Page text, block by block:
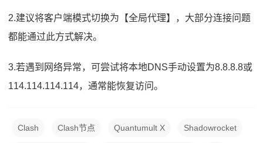
2.建议将客户端模式切换为【全局代理】，大部分连接问题
都能通过此方式解决。
3.若遇到网络异常，可尝试将本地DNS手动设置为8.8.8.8或
114.114.114.114，通常能恢复访问。
Clash Clash节点 Quantumult X Shadowrocket